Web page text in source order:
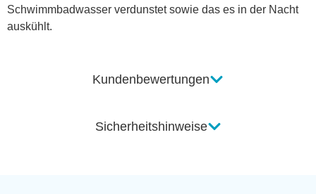
Kundenbewertungen
Sicherheitshinweise
Schwimmbadwasser verdunstet sowie das es in der Nacht
auskühlt.